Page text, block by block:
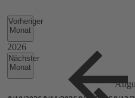
Vorheriger
Monat
Nächster
Monat